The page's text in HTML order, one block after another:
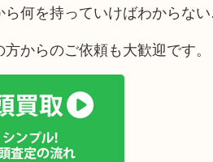
何を持っていけばわからな
からのご依頼も大歓迎です。